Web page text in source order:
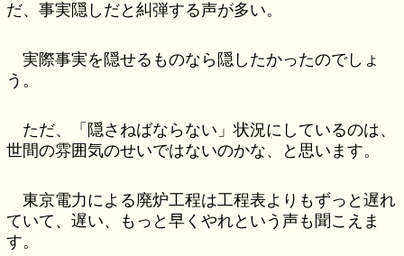
だ、事実隠しだと糾弾する声が多い。
実際事実を隠せるものなら隠したかったのでしょ
う。
ただ、「隠さねばならない」状況にしているのは、
世間の雰囲気のせいではないのかな、と思います。
東京電力による廃炉工程は工程表よりもずっと遅れ
ていて、遅い、もっと早くやれという声も聞こえま
す。